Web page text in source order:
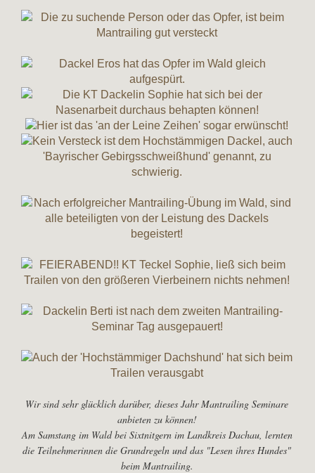
Wir sind sehr glücklich darüber, dieses Jahr Mantrailing Seminare
anbieten zu können!
Am Samstang im Wald bei Sixtnitgern im Landkreis Dachau, lernten
die Teilnehmerinnen die Grundregeln und das "Lesen ihres Hundes"
beim Mantrailing.